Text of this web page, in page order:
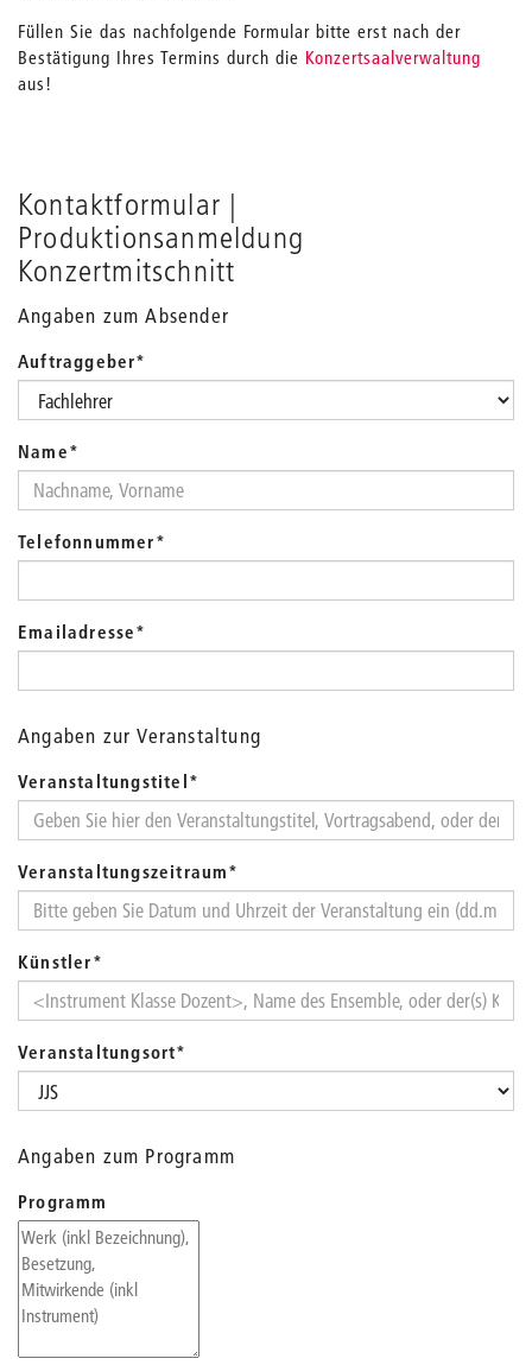
Füllen Sie das nachfolgende Formular bitte erst nach der
Bestätigung Ihres Termins durch die Konzertsaalverwaltung
aus!
Kontaktformular |
Produktionsanmeldung
Konzertmitschnitt
Angaben zum Absender
Auftraggeber*
Name*
Telefonnummer*
Emailadresse*
Angaben zur Veranstaltung
Veranstaltungstitel*
Veranstaltungszeitraum*
Künstler*
Veranstaltungsort*
Angaben zum Programm
Programm